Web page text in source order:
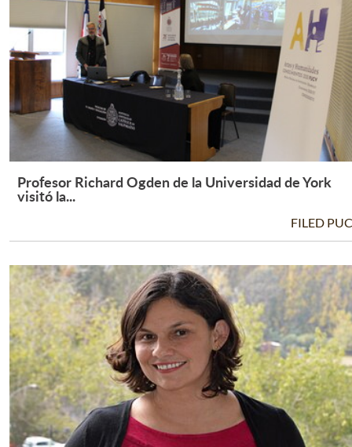
Leer Más +
Profesor Richard Ogden de la Universidad de York
visitó la...
FILED